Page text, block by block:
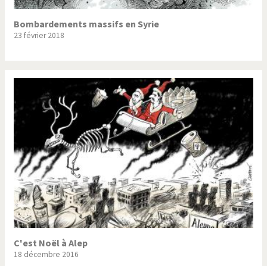
Bombardements massifs en Syrie
23 février 2018
C'est Noël à Alep
18 décembre 2016